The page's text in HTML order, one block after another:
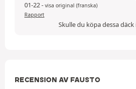
01-22- visa original (franska)
Rapport
Skulle du köpa dessa däck
RECENSION AV FAUSTO